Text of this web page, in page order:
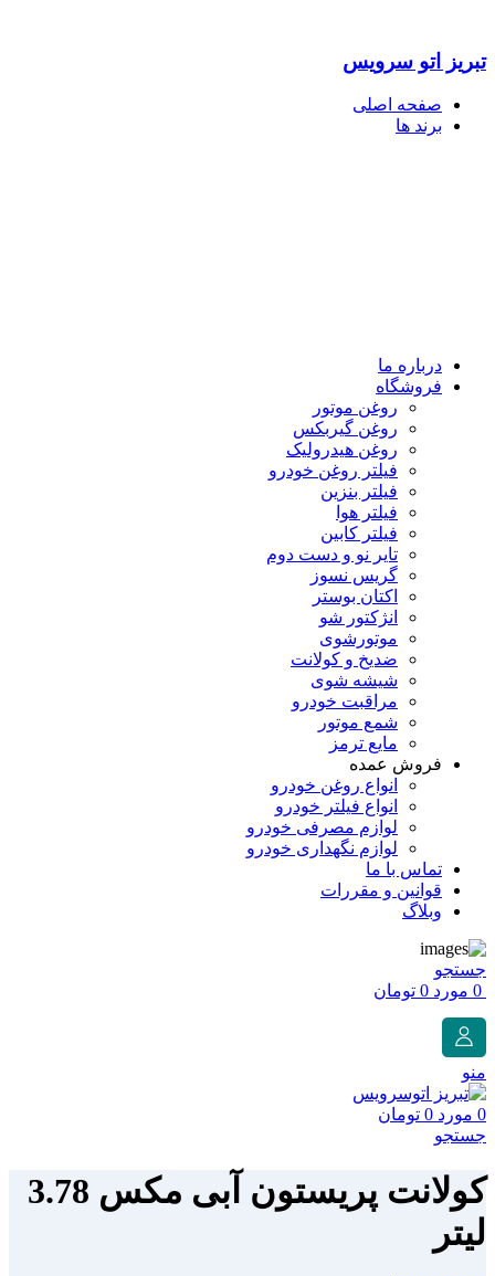
تبریز اتو سرویس
صفحه اصلی
برند ها
درباره ما
فروشگاه
روغن موتور
روغن گیربکس
روغن هیدرولیک
فیلتر روغن خودرو
فیلتر بنزین
فیلتر هوا
فیلتر کابین
تایر نو و دست دوم
گریس نسوز
اکتان بوستر
انژکتور شو
موتورشوی
ضدیخ و کولانت
شیشه شوی
مراقبت خودرو
شمع موتور
مایع ترمز
فروش عمده
انواع روغن خودرو
انواع فیلتر خودرو
لوازم مصرفی خودرو
لوازم نگهداری خودرو
تماس با ما
قوانین و مقررات
وبلاگ
جستجو
0 مورد 0 تومان
منو
0 مورد 0 تومان
جستجو
کولانت پریستون آبی مکس 3.78
لیتر